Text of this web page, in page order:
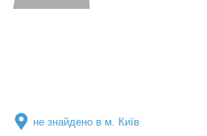
не знайдено в м. Київ